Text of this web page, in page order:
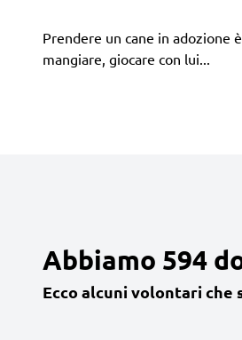
Prendere un cane in adozione
mangiare, giocare con lui...
Abbiamo 594
Ecco alcuni volontari